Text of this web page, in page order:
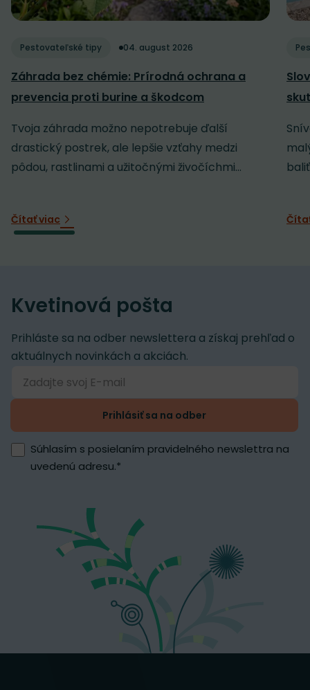
Pestovateľské tipy 04. august 2026
Záhrada bez chémie: Prírodná ochrana a
prevencia proti burine a škodcom
Tvoja záhrada možno nepotrebuje ďalší
drastický postrek, ale lepšie vzťahy medzi
pôdou, rastlinami a užitočnými živočíchmi...
Čítať viac
Kvetinová pošta
Prihláste sa na odber newslettera a získaj prehľad o
aktuálnych novinkách a akciách.
Prihlásiť sa na odber
Súhlasím s posielaním pravidelného newslettra na
uvedenú adresu.*